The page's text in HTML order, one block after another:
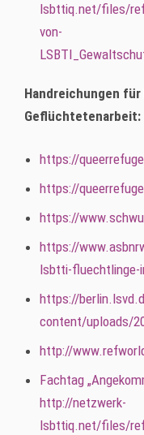
lsbttiq.net/files/
von-
Handreichungen
Geflüchtetenarbeit:
https://
https://
https://
https://
lsbtti-fluechtlinge-
https://
content/uploads/
http://
Fachtag
http://netzwerk-
lsbttiq.net/files/